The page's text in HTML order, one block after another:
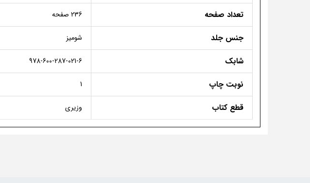
تعداد صفحه 236 صفحه
جنس جلد شومیز
شابک 978-600-287-021-6
نوبت چاپ 1
قطع کتاب وزیری